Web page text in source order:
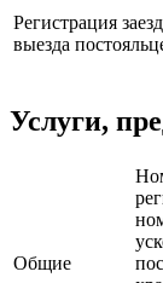
Регистрация
выезда
Услуги,
Общие